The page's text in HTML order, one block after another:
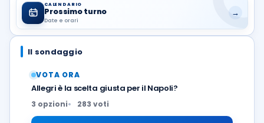
CALENDARIO
Prossimo turno
Date e orari
→
Il sondaggio
VOTA ORA
Allegri è la scelta giusta per il Napoli?
3 opzioni 283 voti